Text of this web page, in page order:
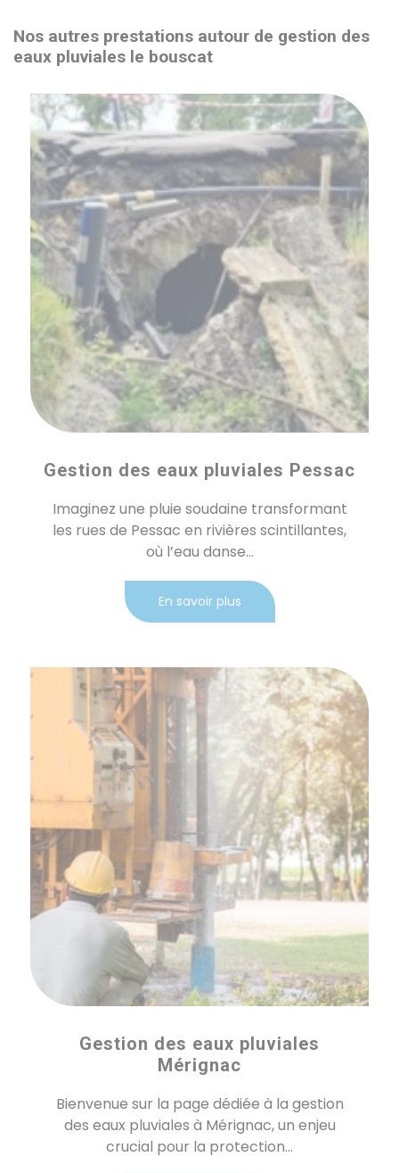
Nos autres prestations autour de gestion des
eaux pluviales le bouscat
Gestion des eaux pluviales Pessac
Imaginez une pluie soudaine transformant
les rues de Pessac en rivières scintillantes,
où l’eau danse...
En savoir plus
Gestion des eaux pluviales
Mérignac
Bienvenue sur la page dédiée à la gestion
des eaux pluviales à Mérignac, un enjeu
crucial pour la protection...